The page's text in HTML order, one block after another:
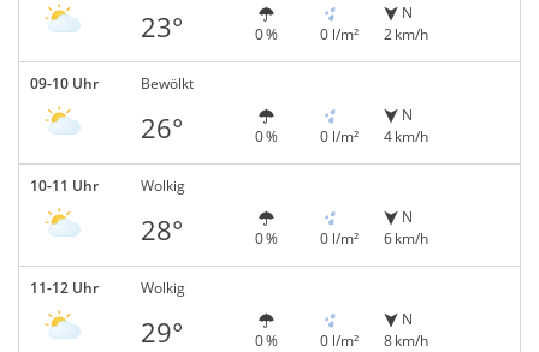
23° 0 % 0 l/m²
N
2 km/h
09-10 Uhr Bewölkt
26° 0 % 0 l/m²
N
4 km/h
10-11 Uhr Wolkig
28° 0 % 0 l/m²
N
6 km/h
11-12 Uhr Wolkig
29° 0 % 0 l/m²
N
8 km/h